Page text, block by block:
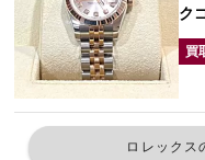
ク
買
ロレックス